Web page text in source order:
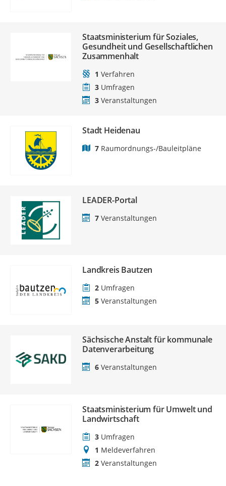
Staatsministerium für Soziales,
Gesundheit und Gesellschaftlichen
Zusammenhalt
1 Verfahren
3 Umfragen
3 Veranstaltungen
Stadt Heidenau
7 Raumordnungs-/Bauleitpläne
LEADER-Portal
7 Veranstaltungen
Landkreis Bautzen
2 Umfragen
5 Veranstaltungen
Sächsische Anstalt für kommunale
Datenverarbeitung
6 Veranstaltungen
Staatsministerium für Umwelt und
Landwirtschaft
3 Umfragen
1 Meldeverfahren
2 Veranstaltungen